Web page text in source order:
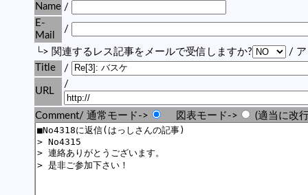
Name /
E-
Mail
/
└> 関連するレス記事をメールで受信しますか?
/ ア
Title
/
URL
/
Comment/ 通常モード-> 図表モード-> (適当に改